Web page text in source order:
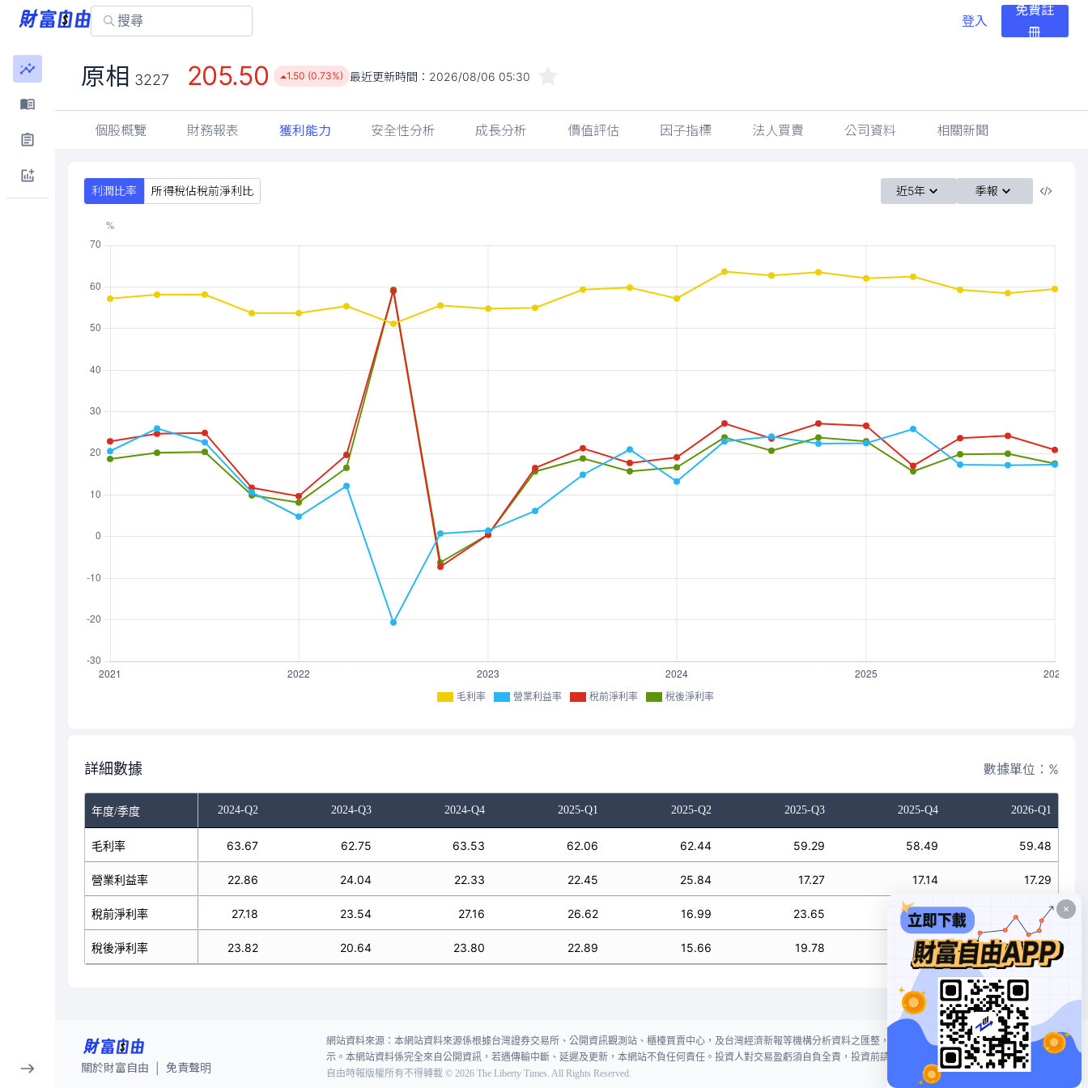
登入
免費註
冊
原相 3227 205.50 1.50 (0.73%) 最近更新時間： 2026/08/06 05:30
個股概覽 財務報表 獲利能力 安全性分析 成長分析 價值評估 因子指標 法人買賣 公司資料 相關新聞
利潤比率 所得稅佔稅前淨利比 近5年 季報
毛利率 營業利益率 稅前淨利率 稅後淨利率
詳細數據 數據單位：%
年度/季度
2024-Q1 2024-Q2 2024-Q3 2024-Q4 2025-Q1 2025-Q2 2025-Q3 2025-Q4 2026-Q1
毛利率
營業利益率
稅前淨利率
稅後淨利率
57.21 63.67 62.75 63.53 62.06 62.44 59.29 58.49 59.48
13.23 22.86 24.04 22.33 22.45 25.84 17.27 17.14 17.29
19.02 27.18 23.54 27.16 26.62 16.99 23.65 24.21 20.84
16.63 23.82 20.64 23.80 22.89 15.66 19.78 19.91 17.53
關於財富自由 免責聲明
網站資料來源：本網站資料來源係根據台灣證券交易所、公開資訊觀測站、櫃檯買賣中心，及台灣經濟新報等機構分析資料之匯整，本網站對投資人買賣不作任何建議或暗
示。本網站資料係完全來自公開資訊，若遇傳輸中斷、延遲及更新，本網站不負任何責任。投資人對交易盈虧須自負全責，投資前請謹慎評估風險。
自由時報版權所有不得轉載 © 2026 The Liberty Times. All Rights Reserved.